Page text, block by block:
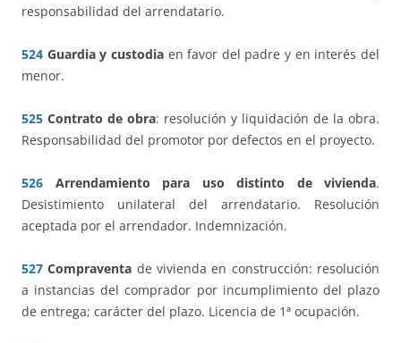
responsabilidad del arrendatario.
524 Guardia y custodiaen favor del padre y en interés del
menor.
525 Contrato de obra: resolución y liquidación de la obra.
Responsabilidad del promotor por defectos en el proyecto.
526 Arrendamiento para uso distinto de vivienda.
Desistimiento unilateral del arrendatario. Resolución
aceptada por el arrendador. Indemnización.
527 Compraventa de vivienda en construcción: resolución
a instancias del comprador por incumplimiento del plazo
de entrega; carácter del plazo. Licencia de 1ª ocupación.